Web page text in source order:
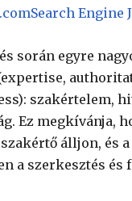
Search Engine
során egyre
(expertise,
szakértelem,
Ez megkívánja,
álljon, és
a szerkesztés és